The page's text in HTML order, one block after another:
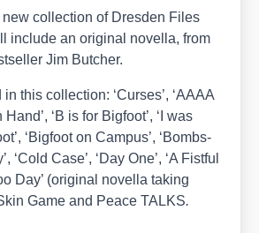
new coll­ec­tion of Dres­den Files
include an ori­gi­nal novel­la, from
Jim But­cher.
this coll­ec­tion: ‘Cur­ses’, ‘AAAA
Hand’, ‘B is for Big­foot’, ‘I was
‘Big­foot on Cam­pus’, ‘Bomb­s­
‘Cold Case’, ‘Day One’, ‘A Fistful
Day’ (ori­gi­nal novel­la taking
Game and Peace TALKS.